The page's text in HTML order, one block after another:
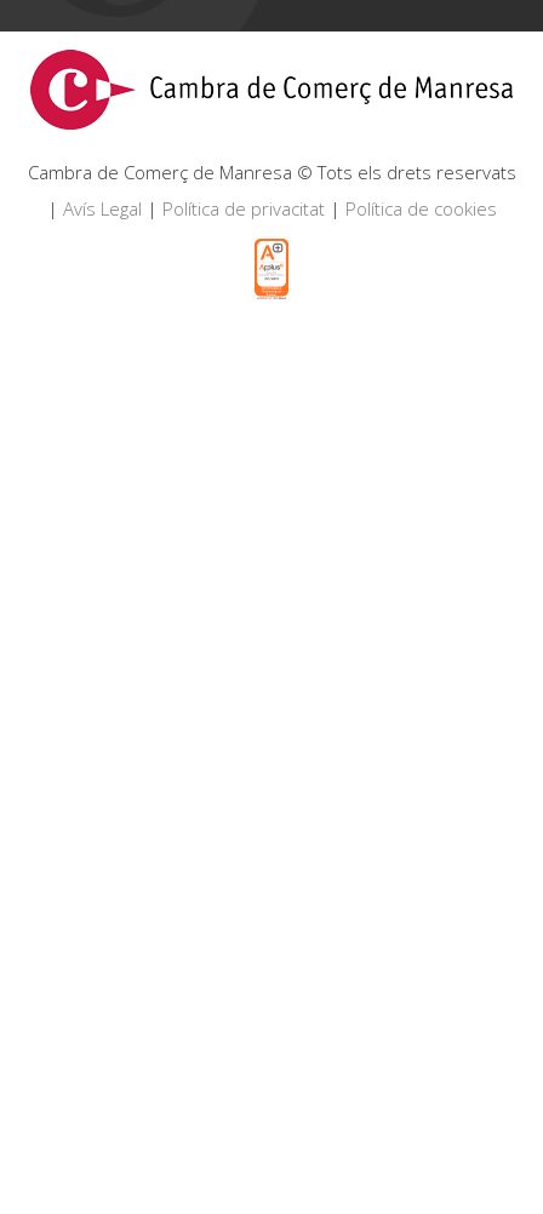
Cambra de Comerç de Manresa © Tots els drets reservats
| Avís Legal | Política de privacitat| Política de cookies